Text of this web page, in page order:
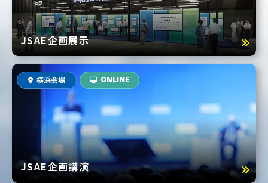
JSAE企画展示
JSAE企画講演
横浜会場 ONLINE